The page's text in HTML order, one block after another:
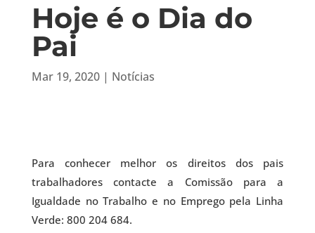
Hoje é o Dia do
Pai
Mar 19, 2020| Notícias
Para conhecer melhor os direitos dos pais
trabalhadores contacte a Comissão para a
Igualdade no Trabalho e no Emprego pela Linha
Verde: 800 204 684.